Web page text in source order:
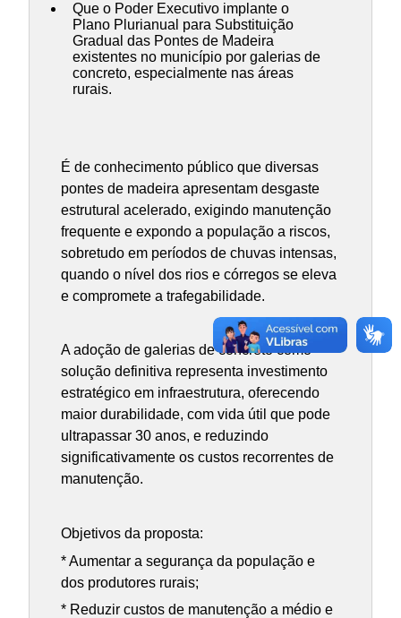
Que o Poder Executivo implante o
Plano Plurianual para Substituição
Gradual das Pontes de Madeira
existentes no município por galerias de
concreto, especialmente nas áreas
rurais.
É de conhecimento público que diversas
pontes de madeira apresentam desgaste
estrutural acelerado, exigindo manutenção
frequente e expondo a população a riscos,
sobretudo em períodos de chuvas intensas,
quando o nível dos rios e córregos se eleva
e compromete a trafegabilidade.
A adoção de galerias de concreto como
solução definitiva representa investimento
estratégico em infraestrutura, oferecendo
maior durabilidade, com vida útil que pode
ultrapassar 30 anos, e reduzindo
significativamente os custos recorrentes de
manutenção.
Objetivos da proposta:
* Aumentar a segurança da população e
dos produtores rurais;
* Reduzir custos de manutenção a médio e